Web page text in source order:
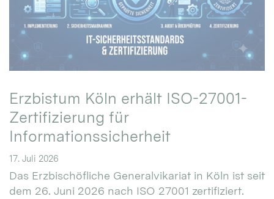
Erzbistum Köln erhält ISO-27001-
Zertifizierung für
Informationssicherheit
17. Juli 2026
Das Erzbischöfliche Generalvikariat in Köln ist seit
dem 26. Juni 2026 nach ISO 27001 zertifiziert.